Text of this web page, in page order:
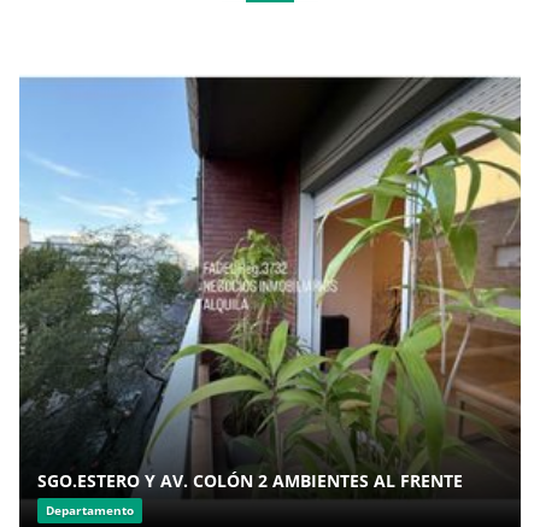
SGO.ESTERO Y AV. COLÓN 2 AMBIENTES AL FRENTE
Departamento